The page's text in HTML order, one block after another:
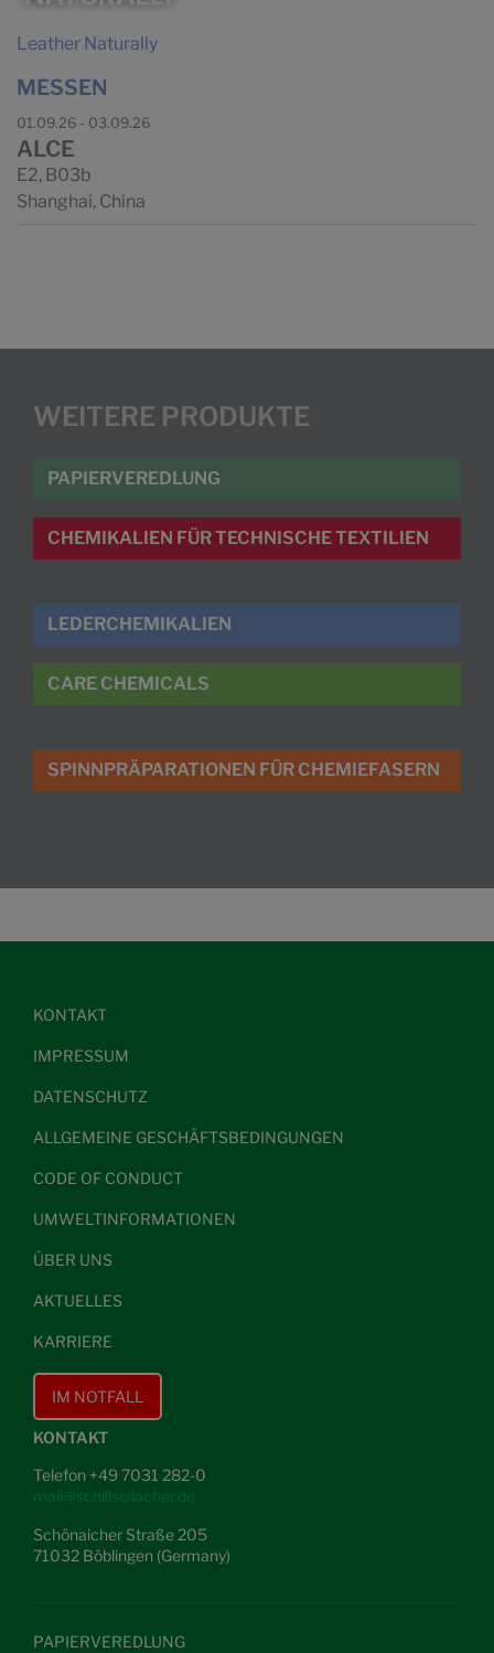
Leather Naturally
MESSEN
01.09.26 - 03.09.26
ALCE
E2, B03b
Shanghai, China
WEITERE PRODUKTE
PAPIERVEREDLUNG
CHEMIKALIEN FÜR TECHNISCHE TEXTILIEN
LEDERCHEMIKALIEN
CARE CHEMICALS
SPINNPRÄPARATIONEN FÜR CHEMIEFASERN
KONTAKT
IMPRESSUM
DATENSCHUTZ
ALLGEMEINE GESCHÄFTSBEDINGUNGEN
CODE OF CONDUCT
UMWELTINFORMATIONEN
ÜBER UNS
AKTUELLES
KARRIERE
IM NOTFALL
KONTAKT
Telefon +49 7031 282-0
mail@schillseilacher.de
Schönaicher Straße 205
71032 Böblingen (Germany)
PAPIERVEREDLUNG